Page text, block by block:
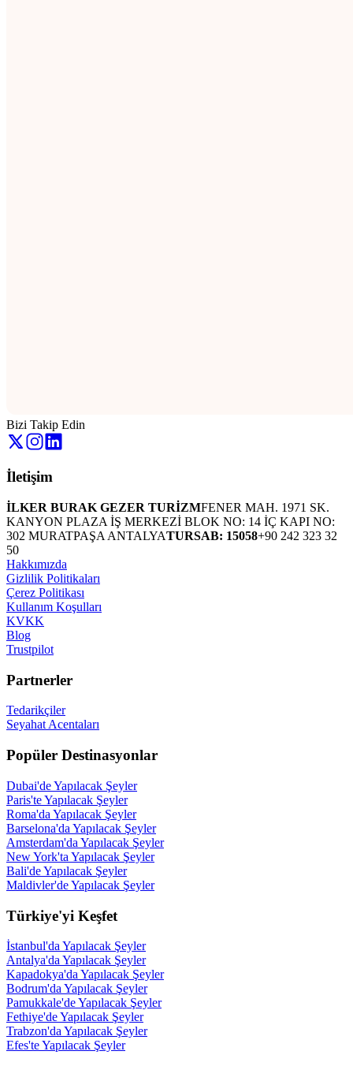
Bizi Takip Edin
İletişim
İLKER BURAK GEZER TURİZMFENER MAH. 1971 SK.
KANYON PLAZA İŞ MERKEZİ BLOK NO: 14 İÇ KAPI NO:
302 MURATPAŞA ANTALYATURSAB: 15058+90 242 323 32
50
Hakkımızda
Gizlilik Politikaları
Çerez Politikası
Kullanım Koşulları
KVKK
Blog
Trustpilot
Partnerler
Tedarikçiler
Seyahat Acentaları
Popüler Destinasyonlar
Dubai'de Yapılacak Şeyler
Paris'te Yapılacak Şeyler
Roma'da Yapılacak Şeyler
Barselona'da Yapılacak Şeyler
Amsterdam'da Yapılacak Şeyler
New York'ta Yapılacak Şeyler
Bali'de Yapılacak Şeyler
Maldivler'de Yapılacak Şeyler
Türkiye'yi Keşfet
İstanbul'da Yapılacak Şeyler
Antalya'da Yapılacak Şeyler
Kapadokya'da Yapılacak Şeyler
Bodrum'da Yapılacak Şeyler
Pamukkale'de Yapılacak Şeyler
Fethiye'de Yapılacak Şeyler
Trabzon'da Yapılacak Şeyler
Efes'te Yapılacak Şeyler